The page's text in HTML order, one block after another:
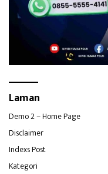
Laman
Demo 2 – Home Page
Disclaimer
Indexs Post
Kategori